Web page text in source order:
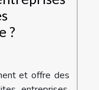
?
et offre des